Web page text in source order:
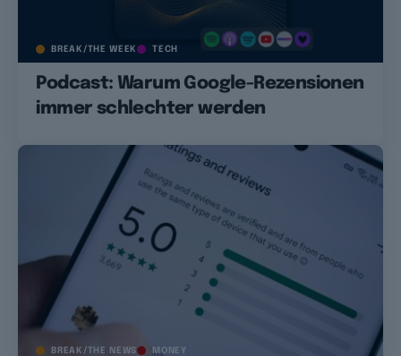
BREAK/THE WEEK TECH
Podcast: Warum Google-Rezensionen
immer schlechter werden
BREAK/THE NEWS MONEY